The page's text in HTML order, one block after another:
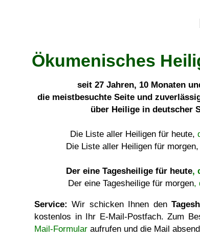
Ökumenisches
seit 27 Jahren, 10 Monaten
die meistbesuchte Seite und
über Heilige in deutscher
Die Liste aller Heiligen für heute,
Die Liste aller Heiligen für morgen,
Der eine Tagesheilige für heute,
Der eine Tagesheilige für morgen,
Service: Wir schicken Ihnen den
kostenlos in Ihr E-Mail-Postfach. Zum
Mail-Formular aufrufen und die Mail